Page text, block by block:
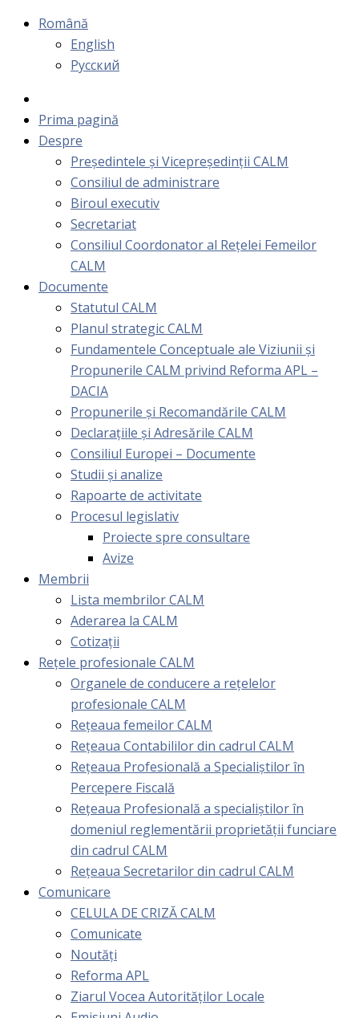
Română
English
Русский
Prima pagină
Despre
Președintele și Vicepreședinții CALM
Consiliul de administrare
Biroul executiv
Secretariat
Consiliul Coordonator al Rețelei Femeilor
CALM
Documente
Statutul CALM
Planul strategic CALM
Fundamentele Conceptuale ale Viziunii și
Propunerile CALM privind Reforma APL –
DACIA
Propunerile și Recomandările CALM
Declarațiile și Adresările CALM
Consiliul Europei – Documente
Studii și analize
Rapoarte de activitate
Procesul legislativ
Proiecte spre consultare
Avize
Membrii
Lista membrilor CALM
Aderarea la CALM
Cotizaţii
Rețele profesionale CALM
Organele de conducere a rețelelor
profesionale CALM
Rețeaua femeilor CALM
Rețeaua Contabililor din cadrul CALM
Rețeaua Profesională a Specialiștilor în
Percepere Fiscală
Reţeaua Profesională a specialiştilor în
domeniul reglementării proprietăţii funciare
din cadrul CALM
Rețeaua Secretarilor din cadrul CALM
Comunicare
CELULA DE CRIZĂ CALM
Comunicate
Noutăți
Reforma APL
Ziarul Vocea Autorităților Locale